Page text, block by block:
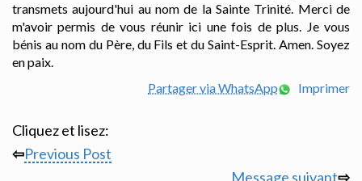
transmets aujourd'hui au nom de la Sainte Trinité. Merci de
m'avoir permis de vous réunir ici une fois de plus. Je vous
bénis au nom du Père, du Fils et du Saint-Esprit. Amen. Soyez
en paix.
Partager via WhatsApp
Imprimer
Cliquez et lisez:
⇦Previous Post
Message suivant⇨